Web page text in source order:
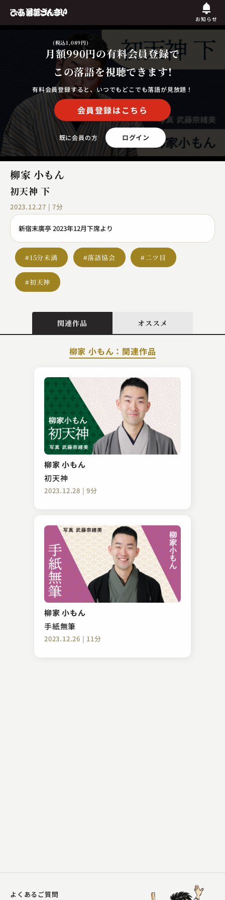
お知らせ
月額990円
(税込1,089円)
の有料会員登録で
この落語を視聴できます!
有料会員登録すると、いつでもどこでも落語が見放題！
会員登録はこちら
既に会員の方 ログイン
柳家 小もん
初天神 下
2023.12.27 | 7分
新宿末廣亭 2023年12月下席より
#15分未満 #落語協会 #二ツ目
#初天神
関連作品 オススメ
柳家 小もん：関連作品
柳家 小もん
初天神
2023.12.28 | 9分
柳家 小もん
手紙無筆
2023.12.26 | 11分
金原亭 馬の助
手紙無筆
2023.02.26 | 14分
古今亭 菊千代
雑俳
2023.11.14 | 13分
よくあるご質問